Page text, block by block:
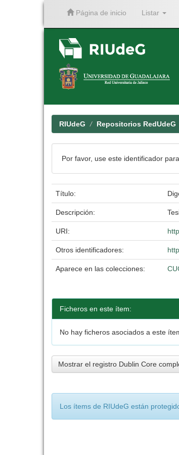
Página de inicio Listar
RIUdeG Repositorios RedUdeG
Por favor, use este identificador
Título:
Descripción:
URI:
Otros identificadores:
Aparece en las colecciones:
Ficheros en este ítem:
No hay ficheros asociados a este
Mostrar el registro Dublin Core
Los ítems de RIUdeG están